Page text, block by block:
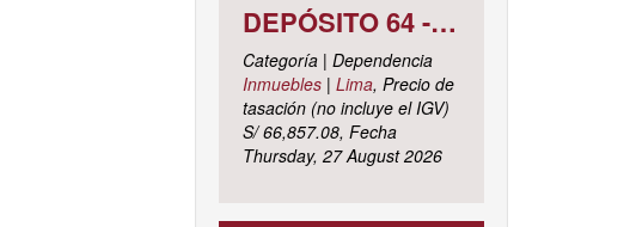
DEPÓSITO 64 - SÓTANO 7 AVENIDA CIRCUNVALACIÓN DEL CLUB GOLF LOS INCAS N° 152 URBANIZACIÓN LOTIZACIÓN CLUB GOLF LOS INCAS DISTRITO SANTIAGO DE SURCO, PROVINCIA Y DEPARTAMENTO DE LIMA
Categoría | Dependencia
Inmuebles| Lima, Precio de
tasación (no incluye el IGV)
S/ 66,857.08, Fecha
Thursday, 27 August 2026